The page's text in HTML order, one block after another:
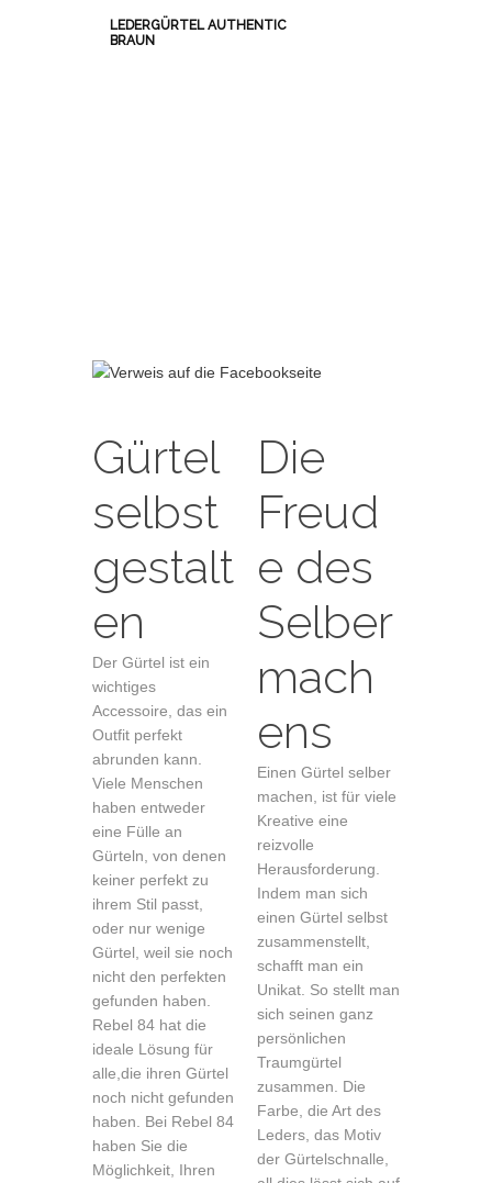
LEDERGÜRTEL AUTHENTIC
BRAUN
Gürtel
selbst
gestalt
en
Der Gürtel ist ein
wichtiges
Accessoire, das ein
Outfit perfekt
abrunden kann.
Viele Menschen
haben entweder
eine Fülle an
Gürteln, von denen
keiner perfekt zu
ihrem Stil passt,
oder nur wenige
Gürtel, weil sie noch
nicht den perfekten
gefunden haben.
Rebel 84 hat die
ideale Lösung für
alle,die ihren Gürtel
noch nicht gefunden
haben. Bei Rebel 84
haben Sie die
Möglichkeit, Ihren
Die
Freud
e des
Selber
mach
ens
Einen Gürtel selber
machen, ist für viele
Kreative eine
reizvolle
Herausforderung.
Indem man sich
einen Gürtel selbst
zusammenstellt,
schafft man ein
Unikat. So stellt man
sich seinen ganz
persönlichen
Traumgürtel
zusammen. Die
Farbe, die Art des
Leders, das Motiv
der Gürtelschnalle,